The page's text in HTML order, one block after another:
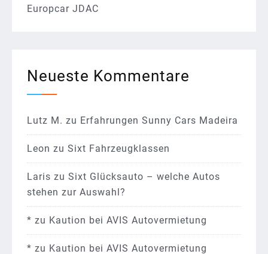
Europcar JDAC
Neueste Kommentare
Lutz M. zu Erfahrungen Sunny Cars Madeira
Leon zu Sixt Fahrzeugklassen
Laris zu Sixt Glücksauto – welche Autos
stehen zur Auswahl?
* zu Kaution bei AVIS Autovermietung
* zu Kaution bei AVIS Autovermietung